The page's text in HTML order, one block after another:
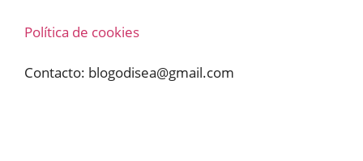
Política de cookies
Contacto: blogodisea@gmail.com